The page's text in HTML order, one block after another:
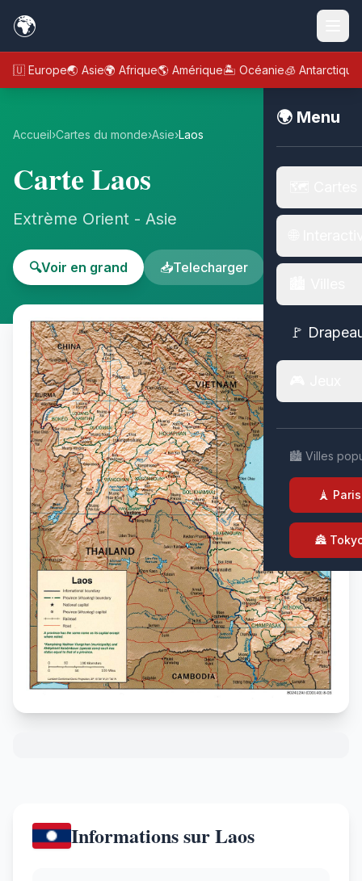
🌍
🇪🇺 Europe🌏 Asie🌍 Afrique🌎 Amérique🏝️ Océanie🧊 Antarctique
🌍 Menu
🚩
🏙️ Villes
🗼 Paris
🏯
Accueil›Cartes du monde›Asie›Laos
Carte Laos
Extrème Orient - Asie
🔍Voir en grand 📥Telecharger
Informations sur Laos